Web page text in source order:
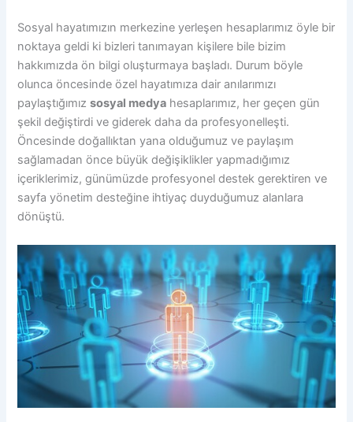
Sosyal hayatımızın merkezine yerleşen hesaplarımız öyle bir
noktaya geldi ki bizleri tanımayan kişilere bile bizim
hakkımızda ön bilgi oluşturmaya başladı. Durum böyle
olunca öncesinde özel hayatımıza dair anılarımızı
paylaştığımızsosyal medya hesaplarımız, her geçen gün
şekil değiştirdi ve giderek daha da profesyonelleşti.
Öncesinde doğallıktan yana olduğumuz ve paylaşım
sağlamadan önce büyük değişiklikler yapmadığımız
içeriklerimiz, günümüzde profesyonel destek gerektiren ve
sayfa yönetim desteğine ihtiyaç duyduğumuz alanlara
dönüştü.